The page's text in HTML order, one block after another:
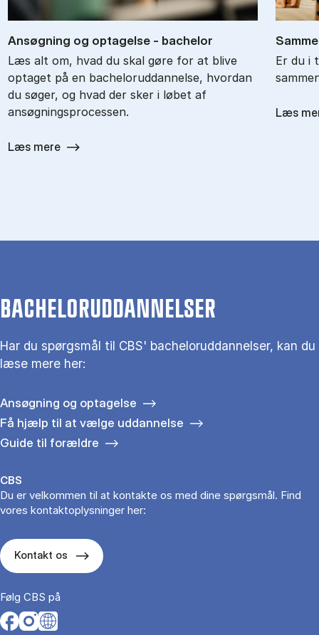
An­søg­ning og op­ta­gel­se - ba­chel­or
Læs alt om, hvad du skal gøre for at blive
optaget på en bacheloruddannelse, hvordan
du søger, og hvad der sker i løbet af
ansøgningsprocessen.
Læs mere
Er du i
Læs
BACHELORUDDANNELSER
Har du spørgsmål til CBS' bacheloruddannelser, kan du
læse mere her:
Ansøgning og optagelse
Få hjælp til at vælge uddannelse
Guide til forældre
CBS
Du er velkommen til at kontakte os med dine spørgsmål. Find
vores kontaktoplysninger her:
Kontakt os
Følg CBS på
Opens in a new tab
Opens in a new tab
Opens in a new tab